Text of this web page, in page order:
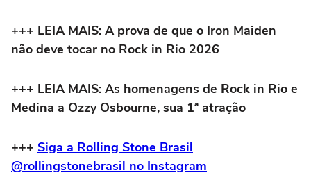
+++ LEIA MAIS: A prova de que o Iron Maiden
não deve tocar no Rock in Rio 2026
+++ LEIA MAIS: As homenagens de Rock in Rio e
Medina a Ozzy Osbourne, sua 1ª atração
+++ Siga a Rolling Stone Brasil
@rollingstonebrasil no Instagram